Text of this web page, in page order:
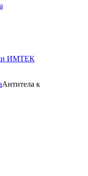
ИМТЕК
Антитела к